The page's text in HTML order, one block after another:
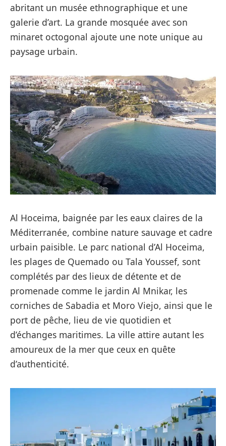
abritant un musée ethnographique et une
galerie d’art. La grande mosquée avec son
minaret octogonal ajoute une note unique au
paysage urbain.
Al Hoceima, baignée par les eaux claires de la
Méditerranée, combine nature sauvage et cadre
urbain paisible. Le parc national d’Al Hoceima,
les plages de Quemado ou Tala Youssef, sont
complétés par des lieux de détente et de
promenade comme le jardin Al Mnikar, les
corniches de Sabadia et Moro Viejo, ainsi que le
port de pêche, lieu de vie quotidien et
d’échanges maritimes. La ville attire autant les
amoureux de la mer que ceux en quête
d’authenticité.